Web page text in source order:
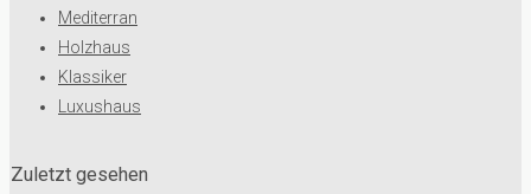
Mediterran
Holzhaus
Klassiker
Luxushaus
Zuletzt gesehen